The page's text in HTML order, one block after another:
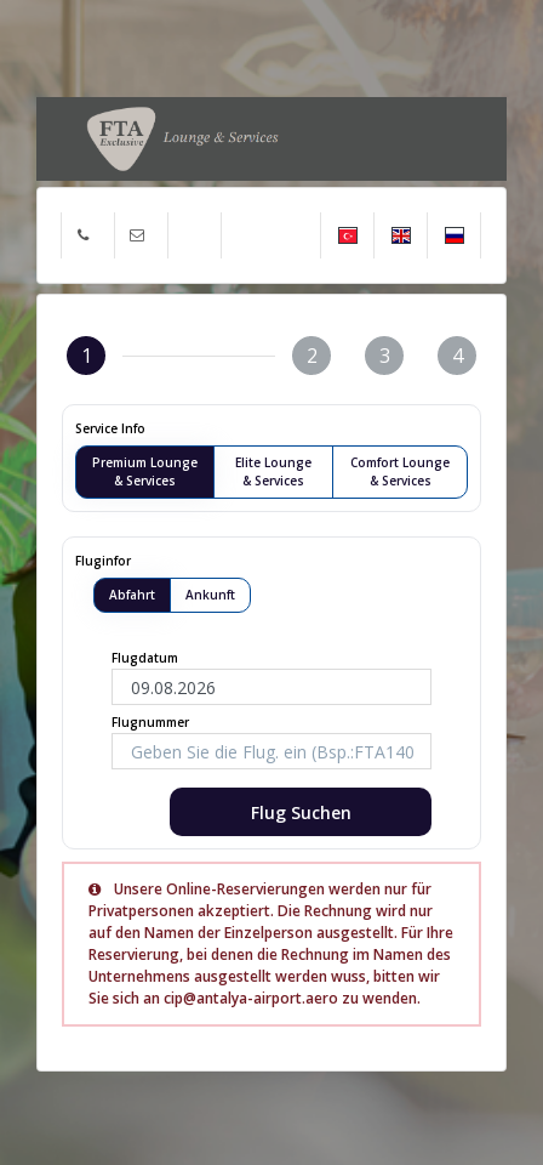
1 2 3 4
Service Info
Premium Lounge
& Services
Elite Lounge
& Services
Comfort Lounge
& Services
Fluginfor
Abfahrt
Ankunft
Flugdatum
Flugnummer
Flug Suchen
Unsere Online-Reservierungen werden nur für
Privatpersonen akzeptiert. Die Rechnung wird nur
auf den Namen der Einzelperson ausgestellt. Für Ihre
Reservierung, bei denen die Rechnung im Namen des
Unternehmens ausgestellt werden wuss, bitten wir
Sie sich an cip@antalya-airport.aero zu wenden.